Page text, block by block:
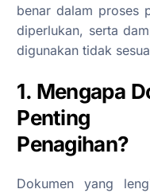
benar dalam proses
diperlukan, serta
digunakan tidak
1. Mengapa
Penting
Penagihan?
Dokumen yang